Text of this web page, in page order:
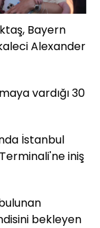
Bayern
Alexander
vardığı 30
İstanbul
iniş
bekleyen